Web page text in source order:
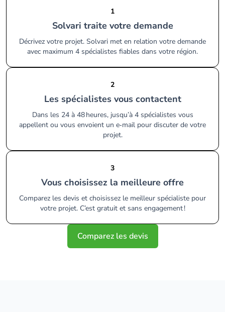
1
Solvari traite votre demande
Décrivez votre projet. Solvari met en relation votre demande
avec maximum 4 spécialistes fiables dans votre région.
2
Les spécialistes vous contactent
Dans les 24 à 48 heures, jusqu’à 4 spécialistes vous
appellent ou vous envoient un e‑mail pour discuter de votre
projet.
3
Vous choisissez la meilleure offre
Comparez les devis et choisissez le meilleur spécialiste pour
votre projet. C’est gratuit et sans engagement !
Comparez les devis